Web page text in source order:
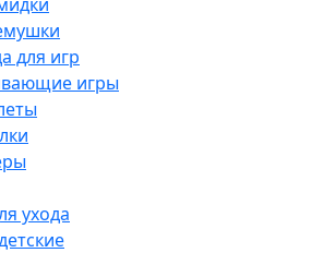
для игр
игры
ухода